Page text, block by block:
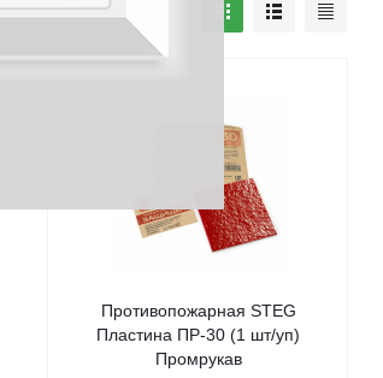
Противопожарная STEG
Пластина ПР-30 (1 шт/уп)
Промрукав